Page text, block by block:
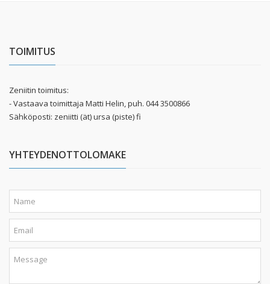
TOIMITUS
Zeniitin toimitus:
- Vastaava toimittaja Matti Helin, puh. 044 3500866
Sähköposti: zeniitti (ät) ursa (piste) fi
YHTEYDENOTTOLOMAKE